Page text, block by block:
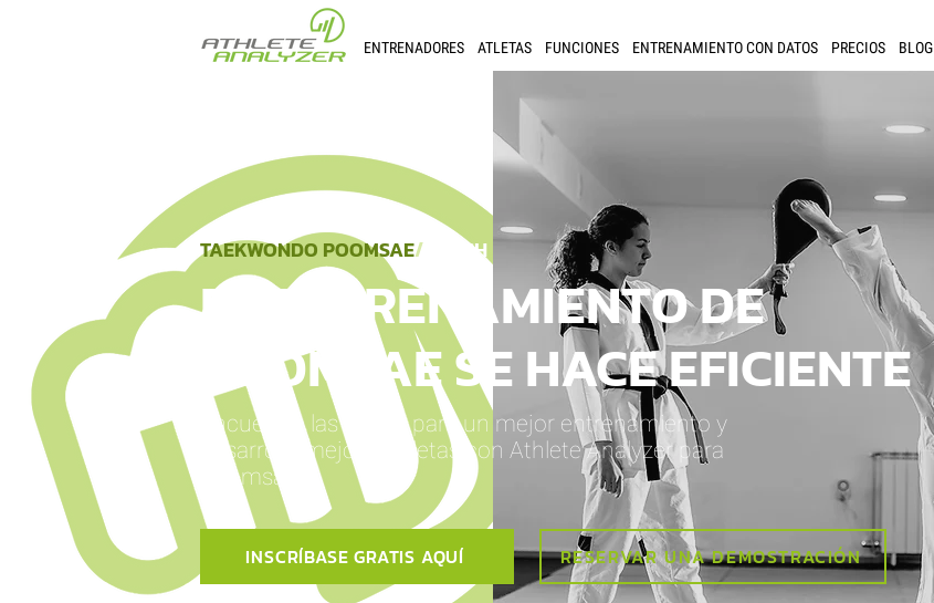
ENTRENADORES ATLETAS FUNCIONES ENTRENAMIENTO CON DATOS PRECIOS BLOG
TAEKWONDO POOMSAE/ COACH
EL ENTRENAMIENTO DE
POOMSAE SE HACE EFICIENTE
Encuentre las claves para un mejor entrenamiento y
desarrolle mejores atletas con Athlete Analyzer para
Poomsae.
INSCRÍBASE GRATIS AQUÍ RESERVAR UNA DEMOSTRACIÓN